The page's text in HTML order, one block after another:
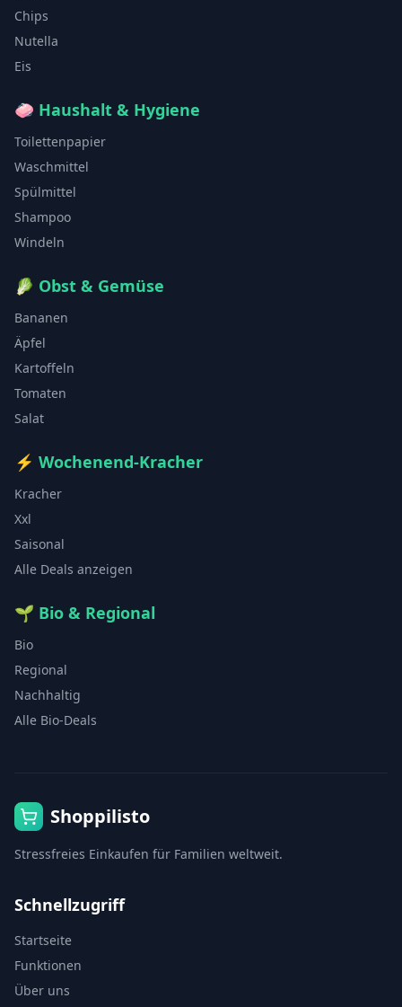
Chips
Nutella
Eis
🧼 Haushalt & Hygiene
Toilettenpapier
Waschmittel
Spülmittel
Shampoo
Windeln
🥬 Obst & Gemüse
Bananen
Äpfel
Kartoffeln
Tomaten
Salat
⚡ Wochenend-Kracher
Kracher
Xxl
Saisonal
Alle Deals anzeigen
🌱 Bio & Regional
Bio
Regional
Nachhaltig
Alle Bio-Deals
Shoppilisto
Stressfreies Einkaufen für Familien weltweit.
Schnellzugriff
Startseite
Funktionen
Über uns